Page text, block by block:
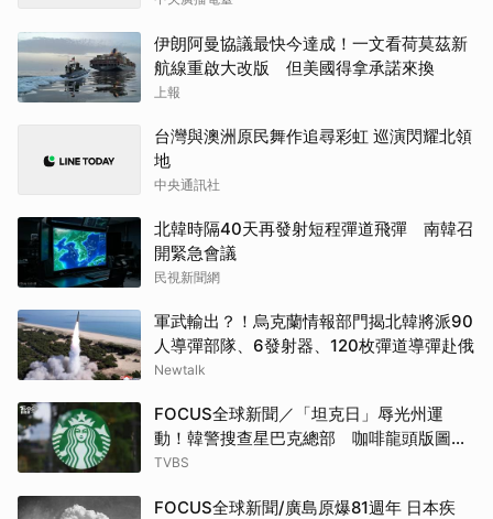
伊朗阿曼協議最快今達成！一文看荷莫茲新
航線重啟大改版 但美國得拿承諾來換
上報
台灣與澳洲原民舞作追尋彩虹 巡演閃耀北領
地
中央通訊社
北韓時隔40天再發射短程彈道飛彈 南韓召
開緊急會議
民視新聞網
軍武輸出？！烏克蘭情報部門揭北韓將派90
人導彈部隊、6發射器、120枚彈道導彈赴俄
Newtalk
FOCUS全球新聞／「坦克日」辱光州運
動！韓警搜查星巴克總部 咖啡龍頭版圖洗
牌
TVBS
FOCUS全球新聞/廣島原爆81週年 日本疾